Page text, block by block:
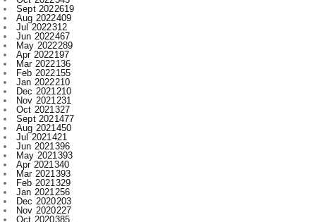
May 2022289
Apr 2022197
Mar 2022136
Feb 2022155
Jan 2022210
Dec 2021210
Nov 2021231
Oct 2021327
Sept 2021477
Aug 2021450
Jul 2021421
Jun 2021396
May 2021393
Apr 2021340
Mar 2021393
Feb 2021329
Jan 2021256
Dec 2020203
Nov 2020227
Oct 2020385
Sept 2020533
Aug 2020284
Jul 2020166
Jun 20201